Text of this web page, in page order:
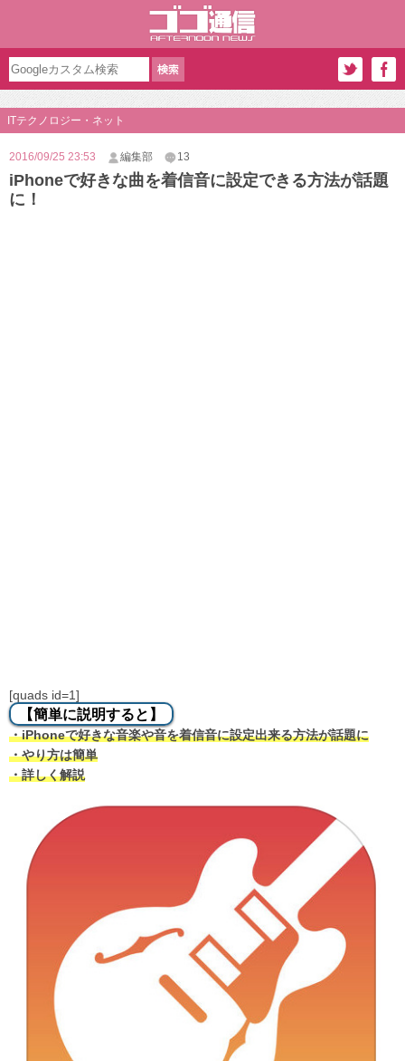
ITテクノロジー・ネット
2016/09/25 23:53 編集部 13
iPhoneで好きな曲を着信音に設定できる方法が話題
に！
[quads id=1]
【簡単に説明すると】
・iPhoneで好きな音楽や音を着信音に設定出来る方法が話題に
・やり方は簡単
・詳しく解説